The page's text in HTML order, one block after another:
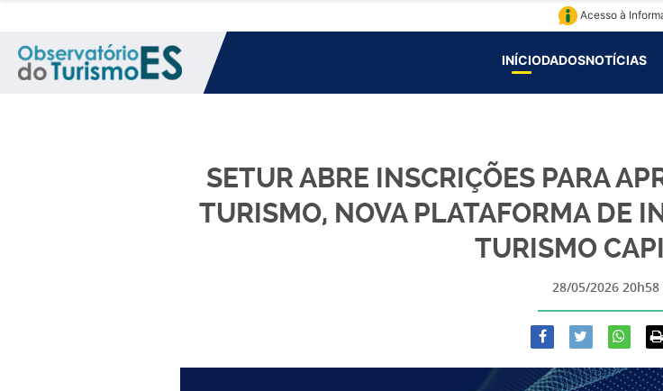
Acesso à
INÍCIODADOSNOTÍCIAS
SETUR ABRE INSCRIÇÕES PARA
TURISMO, NOVA PLATAFORMA DE
TURISMO
28/05/2026 20h58